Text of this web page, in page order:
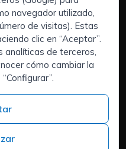
navegador utilizado,
de visitas). Estas
clic en “Aceptar”.
analíticas de terceros,
cómo cambiar la
de Directivos
RRHH